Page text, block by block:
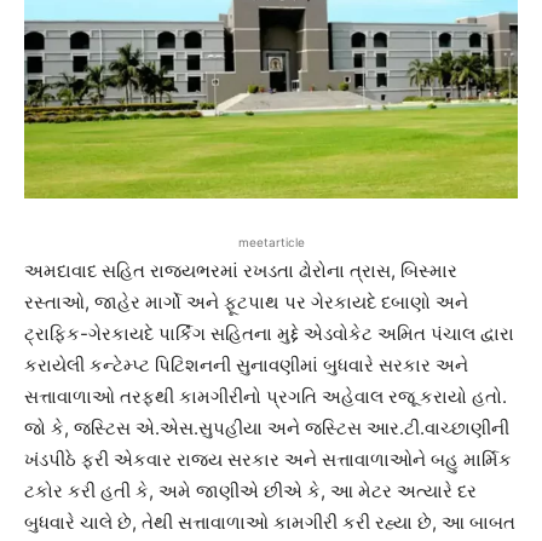
meetarticle
અમદાવાદ સહિત રાજ્યભરમાં રખડતા ઢોરોના ત્રાસ, બિસ્માર
રસ્તાઓ, જાહેર માર્ગો અને ફૂટપાથ પર ગેરકાયદે દબાણો અને
ટ્રાફિક-ગેરકાયદે પાર્કિંગ સહિતના મુદ્દે એડવોકેટ અમિત પંચાલ દ્વારા
કરાયેલી કન્ટેમ્પ્ટ પિટિશનની સુનાવણીમાં બુધવારે સરકાર અને
સત્તાવાળાઓ તરફથી કામગીરીનો પ્રગતિ અહેવાલ રજૂ કરાયો હતો.
જો કે, જસ્ટિસ એ.એસ.સુપહીયા અને જસ્ટિસ આર.ટી.વાચ્છાણીની
ખંડપીઠે ફરી એકવાર રાજ્ય સરકાર અને સત્તાવાળાઓને બહુ માર્મિક
ટકોર કરી હતી કે, અમે જાણીએ છીએ કે, આ મેટર અત્યારે દર
બુધવારે ચાલે છે, તેથી સત્તાવાળાઓ કામગીરી કરી રહ્યા છે, આ બાબત